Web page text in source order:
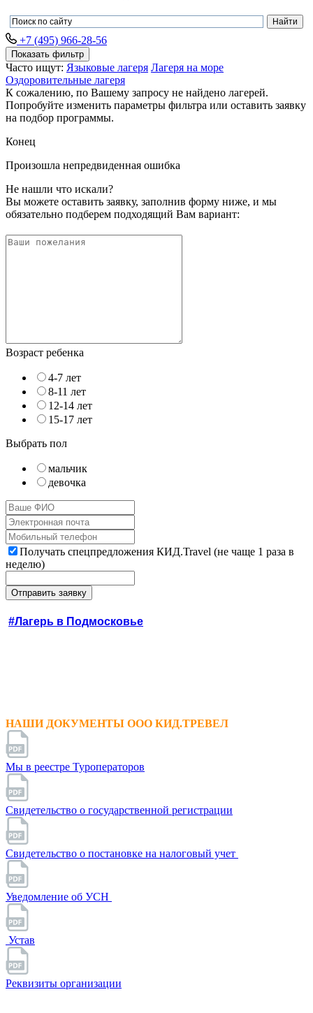
+7 (495) 966-28-56
Показать фильтр
Часто ищут: Языковые лагеря Лагеря на море
Оздоровительные лагеря
К сожалению, по Вашему запросу не найдено лагерей.
Попробуйте изменить параметры фильтра или оставить заявку
на подбор программы.
Конец
Произошла непредвиденная ошибка
Не нашли что искали?
Вы можете оставить заявку, заполнив форму ниже, и мы
обязательно подберем подходящий Вам вариант:
Возраст ребенка
4-7 лет
8-11 лет
12-14 лет
15-17 лет
Выбрать пол
мальчик
девочка
Получать спецпредложения КИД.Travel (не чаще 1 раза в
неделю)
#Лагерь в Подмосковье
НАШИ ДОКУМЕНТЫ ООО КИД.ТРЕВЕЛ
Мы в реестре Туроператоров
Свидетельство о государственной регистрации
Свидетельство о постановке на налоговый учет
Уведомление об УСН
Устав
Реквизиты организации